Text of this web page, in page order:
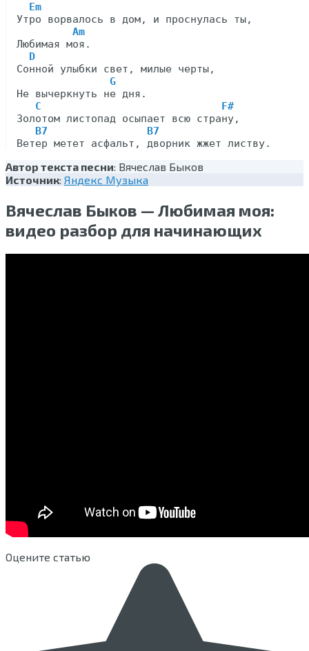
Em
Утро ворвалось в дом, и проснулась ты,
Am
Любимая моя.
D
Сонной улыбки свет, милые черты,
G
Не вычеркнуть не дня.
C                             F#
Золотом листопад осыпает всю страну,
B7                B7
Автор текста песни: Вячеслав Быков
Источник: Яндекс Музыка
Вячеслав Быков — Любимая моя:
видео разбор для начинающих
Оцените статью